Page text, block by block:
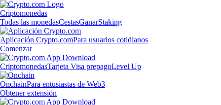
Criptomonedas
Todas las monedasCestasGanarStaking
Aplicación Crypto.comPara usuarios cotidianos
Comenzar
CriptomonedasTarjeta Visa prepagoLevel Up
OnchainPara entusiastas de Web3
Obtener extensión